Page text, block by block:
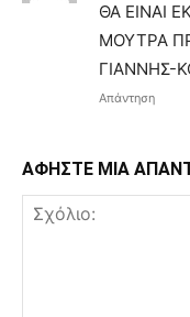
ΘΑ ΕΙΝΑΙ
ΜΟΥΤΡΑ
ΓΙΑΝΝΗΣ-
Απάντηση
ΑΦΗΣΤΕ ΜΙΑ